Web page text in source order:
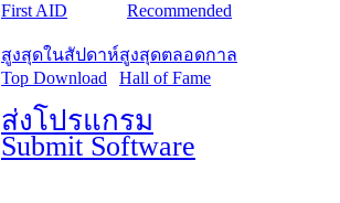
First AID
Recommended
สูงสุดในสัปดาห์
Top Download
สูงสุดตลอดกาล
Hall of Fame
ส่งโปรแกรม
Submit Software